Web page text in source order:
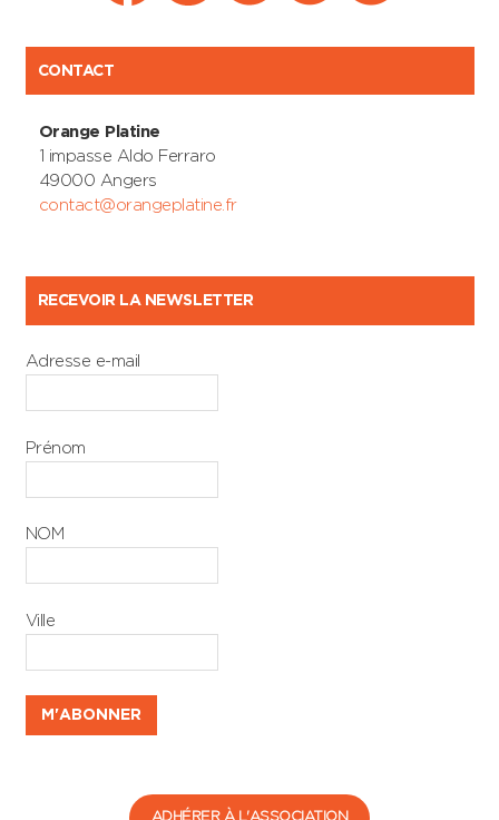
CONTACT
Orange Platine
1 impasse Aldo Ferraro
49000 Angers
contact@orangeplatine.fr
RECEVOIR LA NEWSLETTER
Adresse e-mail
Prénom
NOM
Ville